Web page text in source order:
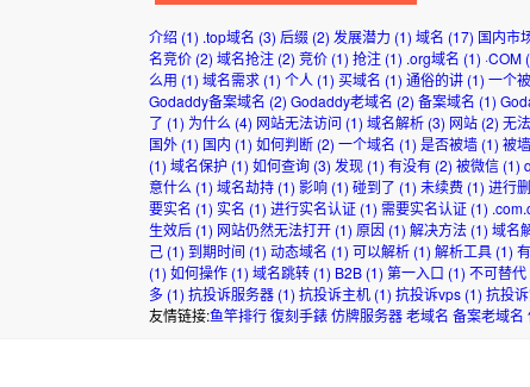
介绍 (1) .top域名 (3) 后缀(2) 发展潜力 (1) 域名 (17) 国内市
名竞价(2) 域名抢注(2) 竞价(1) 抢注(1) .org域名 (1) ·COM
么用 (1) 域名需求(1) 个人 (1) 买域名 (1) 通俗的讲(1) 一个
Godaddy备案域名 (2) Godaddy老域名 (2) 备案域名 (1)
了 (1) 为什么 (4) 网站无法访问 (1) 域名解析(3) 网站(2) 无
国外(1) 国内 (1) 如何判断(2) 一个域名 (1) 是否被墙(1) 被
(1) 域名保护 (1) 如何查询(3) 发现(1) 有没有(2) 被微信(1)
意什么 (1) 域名劫持(1) 影响(1) 碰到了 (1) 未续费(1) 进行
要实名 (1) 实名 (1) 进行实名认证(1) 需要实名认证(1)
生效后(1) 网站仍然无法打开(1) 原因 (1) 解决方法(1) 域名
己(1) 到期时间 (1) 动态域名 (1) 可以解析(1) 解析工具(1)
(1) 如何操作(1) 域名跳转(1) B2B(1) 第一入口 (1) 不可替代
多(1) 抗投诉服务器(1) 抗投诉主机(1) 抗投诉vps(1) 抗投
友情链接:鱼竿排行 復刻手錶 仿牌服务器 老域名 备案老域名